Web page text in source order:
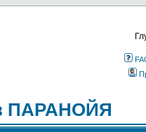
ПАРАНОЙЯ